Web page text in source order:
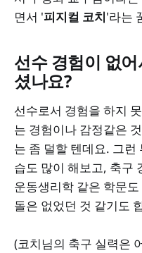
면서 '피지컬 코치'라는
선수 경험이 없
셨나요?
선수로서 경험을 하지
는 경험이나 감정같은
는 좀 덜할 텐데요. 그런
습도 많이 해보고, 축구
운동생리학 같은 학문
돌은 없었던 것 같기도
(코치님의 축구 실력은